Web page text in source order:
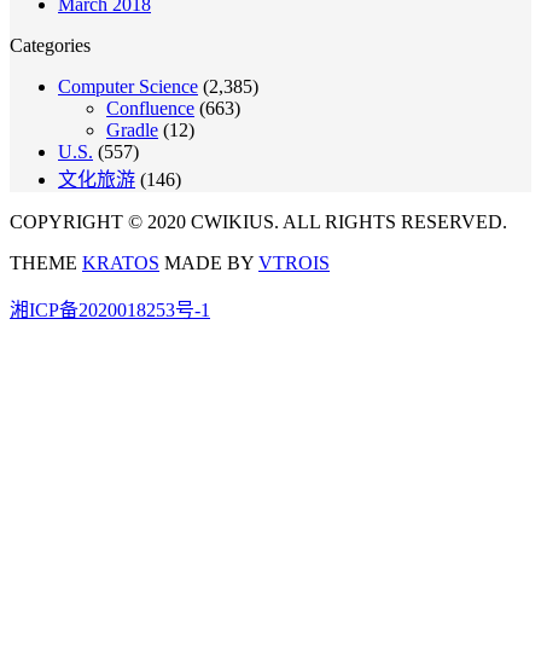
Categories
Computer Science (2,385)
Confluence (663)
Gradle (12)
U.S. (557)
文化旅游 (146)
COPYRIGHT © 2020 CWIKIUS. ALL RIGHTS RESERVED.
THEME KRATOS MADE BY VTROIS
湘ICP备2020018253号-1